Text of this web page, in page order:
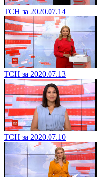
ТСН за 2020.07.14
ТСН за 2020.07.13
ТСН за 2020.07.10